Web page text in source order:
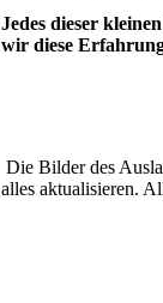
Jedes dieser
wir diese
Die Bilder des
alles aktualisieren.